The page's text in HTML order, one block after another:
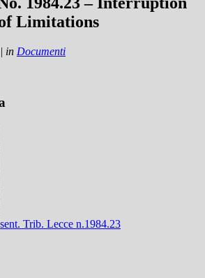
Limitations
| in Documenti
sent. Trib. Lecce n.1984.23